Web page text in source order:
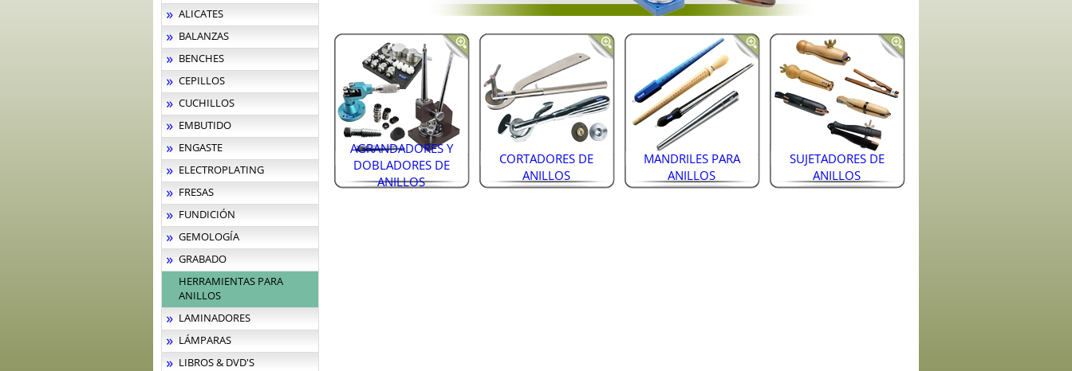
ALICATES
BALANZAS
BENCHES
CEPILLOS
CUCHILLOS
EMBUTIDO
ENGASTE
ELECTROPLATING
FRESAS
FUNDICIÓN
GEMOLOGÍA
GRABADO
HERRAMIENTAS PARA
ANILLOS
LAMINADORES
LÁMPARAS
LIBROS & DVD'S
AGRANDADORES Y
DOBLADORES DE
ANILLOS
CORTADORES DE
ANILLOS
MANDRILES PARA
ANILLOS
SUJETADORES DE
ANILLOS